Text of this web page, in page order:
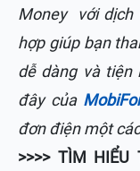
Money với dịch
hợp giúp bạn
dễ dàng và tiện
đây của
đơn điện một
>>>> TÌM HIỂU